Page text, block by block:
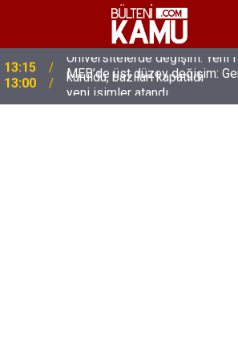
13:00
MEB’de üst düzey değişim:
yeni isimler atandı